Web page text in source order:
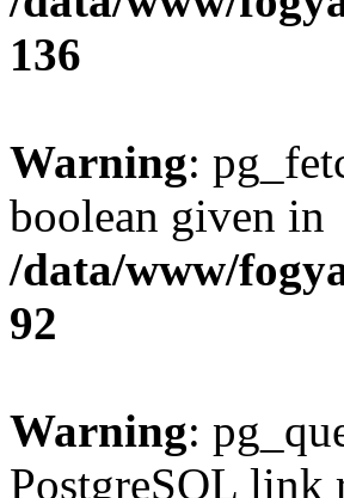
136
Warning:
boolean given in
/data/www/
92
Warning:
PostgreSQL link